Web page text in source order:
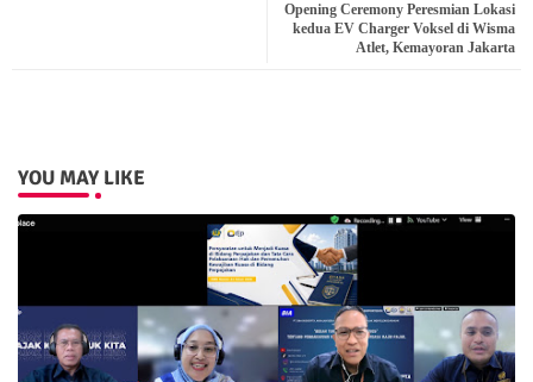
atsa
Opening Ceremony Peresmian Lokasi
kedua EV Charger Voksel di Wisma
Atlet, Kemayoran Jakarta
YOU MAY LIKE